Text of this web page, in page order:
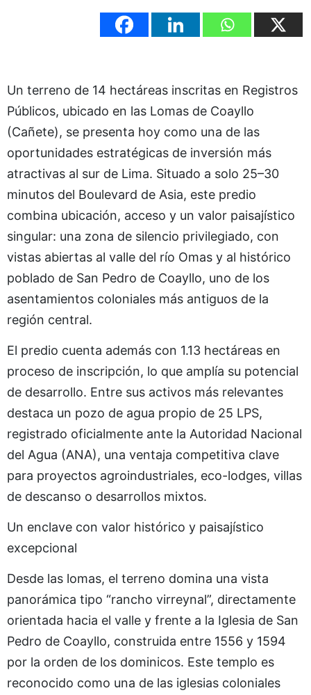
Un terreno de 14 hectáreas inscritas en Registros
Públicos, ubicado en las Lomas de Coayllo
(Cañete), se presenta hoy como una de las
oportunidades estratégicas de inversión más
atractivas al sur de Lima. Situado a solo 25–30
minutos del Boulevard de Asia, este predio
combina ubicación, acceso y un valor paisajístico
singular: una zona de silencio privilegiado, con
vistas abiertas al valle del río Omas y al histórico
poblado de San Pedro de Coayllo, uno de los
asentamientos coloniales más antiguos de la
región central.
El predio cuenta además con 1.13 hectáreas en
proceso de inscripción, lo que amplía su potencial
de desarrollo. Entre sus activos más relevantes
destaca un pozo de agua propio de 25 LPS,
registrado oficialmente ante la Autoridad Nacional
del Agua (ANA), una ventaja competitiva clave
para proyectos agroindustriales, eco-lodges, villas
de descanso o desarrollos mixtos.
Un enclave con valor histórico y paisajístico
excepcional
Desde las lomas, el terreno domina una vista
panorámica tipo “rancho virreynal”, directamente
orientada hacia el valle y frente a la Iglesia de San
Pedro de Coayllo, construida entre 1556 y 1594
por la orden de los dominicos. Este templo es
reconocido como una de las iglesias coloniales